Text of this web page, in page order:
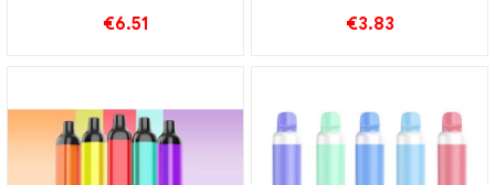
€6.51 €3.83